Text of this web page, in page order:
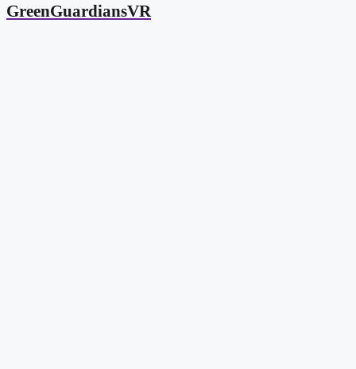
GreenGuardiansVR